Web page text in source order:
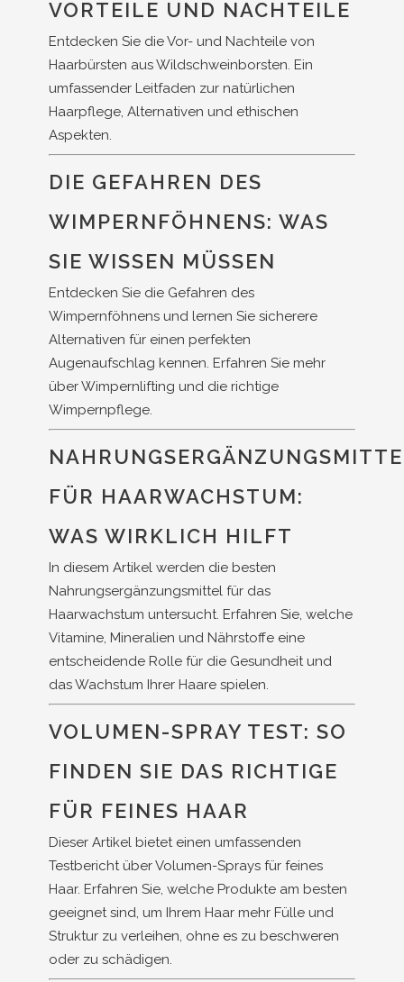
VORTEILE UND NACHTEILE
Entdecken Sie die Vor- und Nachteile von
Haarbürsten aus Wildschweinborsten. Ein
umfassender Leitfaden zur natürlichen
Haarpflege, Alternativen und ethischen
Aspekten.
DIE GEFAHREN DES
WIMPERNFÖHNENS: WAS
SIE WISSEN MÜSSEN
Entdecken Sie die Gefahren des
Wimpernföhnens und lernen Sie sicherere
Alternativen für einen perfekten
Augenaufschlag kennen. Erfahren Sie mehr
über Wimpernlifting und die richtige
Wimpernpflege.
FÜR HAARWACHSTUM:
WAS WIRKLICH HILFT
In diesem Artikel werden die besten
Nahrungsergänzungsmittel für das
Haarwachstum untersucht. Erfahren Sie, welche
Vitamine, Mineralien und Nährstoffe eine
entscheidende Rolle für die Gesundheit und
das Wachstum Ihrer Haare spielen.
VOLUMEN-SPRAY TEST: SO
FINDEN SIE DAS RICHTIGE
FÜR FEINES HAAR
Dieser Artikel bietet einen umfassenden
Testbericht über Volumen-Sprays für feines
Haar. Erfahren Sie, welche Produkte am besten
geeignet sind, um Ihrem Haar mehr Fülle und
Struktur zu verleihen, ohne es zu beschweren
oder zu schädigen.